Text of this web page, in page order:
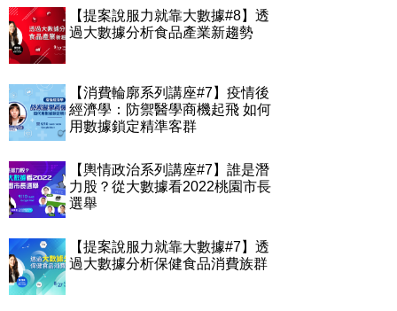
【提案說服力就靠大數據#8】透
過大數據分析食品產業新趨勢
【消費輪廓系列講座#7】疫情後
經濟學：防禦醫學商機起飛 如何
用數據鎖定精準客群
【輿情政治系列講座#7】誰是潛
力股？從大數據看2022桃園市長
選舉
【提案說服力就靠大數據#7】透
過大數據分析保健食品消費族群